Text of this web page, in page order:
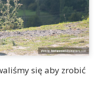
się aby zrobić